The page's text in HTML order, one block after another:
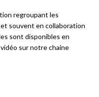
regroupant les
souvent en collaboration
sont disponibles en
sur notre chaine